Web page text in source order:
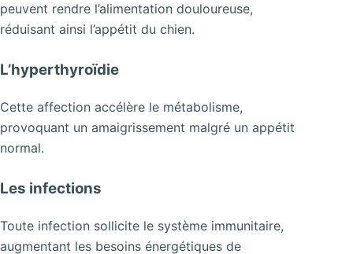
peuvent rendre l’alimentation douloureuse,
réduisant ainsi l’appétit du chien.
L’hyperthyroïdie
Cette affection accélère le métabolisme,
provoquant un amaigrissement malgré un appétit
normal.
Les infections
Toute infection sollicite le système immunitaire,
augmentant les besoins énergétiques de